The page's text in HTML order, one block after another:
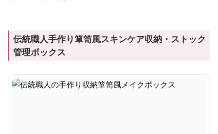
伝統職人手作り箪笥風スキンケア収納・ストック
管理ボックス